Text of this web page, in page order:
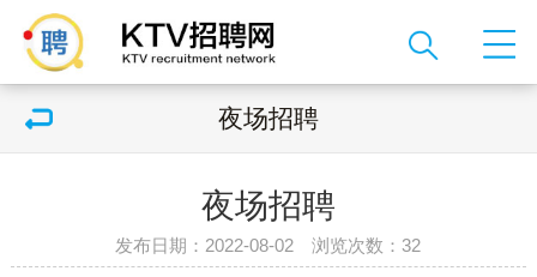
夜场招聘
夜场招聘
发布日期：2022-08-02 浏览次数：32